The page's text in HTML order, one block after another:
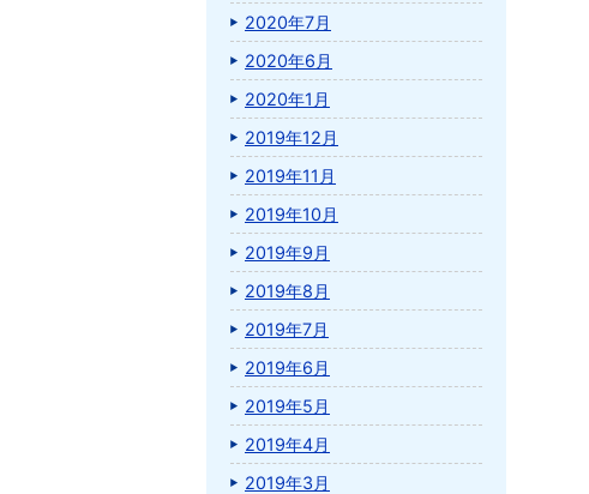
2020年7月
2020年6月
2020年1月
2019年12月
2019年11月
2019年10月
2019年9月
2019年8月
2019年7月
2019年6月
2019年5月
2019年4月
2019年3月